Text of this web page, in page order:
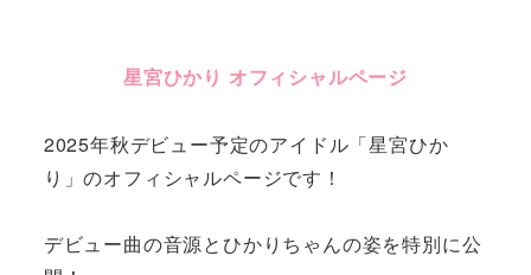
星宮ひかり オフィシャルページ
2025年秋デビュー予定のアイドル「星宮ひか
り」のオフィシャルページです！
デビュー曲の音源とひかりちゃんの姿を特別に公